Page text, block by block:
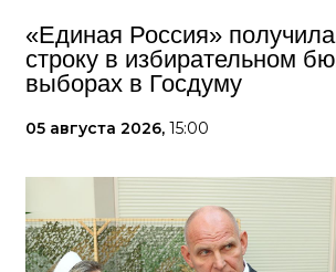
«Единая Россия»
строку в избирательном
выборах в Госдуму
05 августа 2026, 15:00